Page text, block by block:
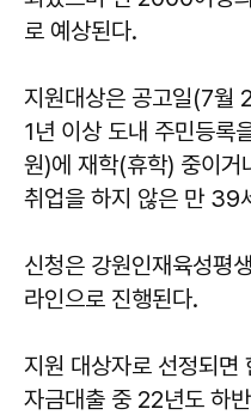
로 예상된다.
지원대상은 공고일(7월
1년 이상 도내 주민등록
원)에 재학(휴학) 중이
취업을 하지 않은 만 39
신청은 강원인재육성평
라인으로 진행된다.
지원 대상자로 선정되면
자금대출 중 22년도 하